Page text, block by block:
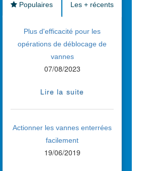
Populaires Les + récents
Plus d'efficacité pour les
opérations de déblocage de
vannes
07/08/2023
Lire la suite
Actionner les vannes enterrées
facilement
19/06/2019